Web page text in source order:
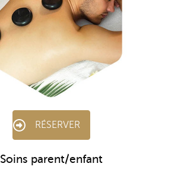
RÉSERVER
Soins parent/enfant